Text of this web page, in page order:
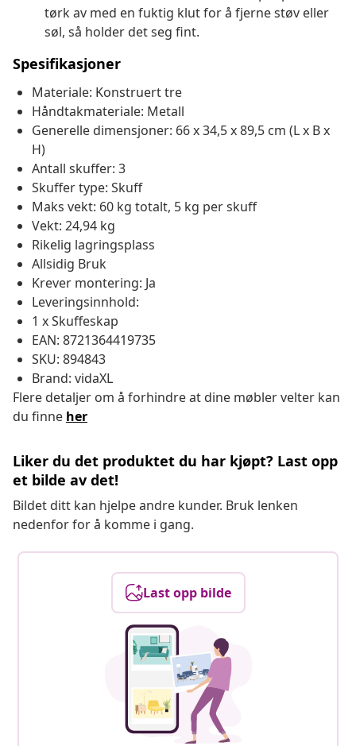
tørk av med en fuktig klut for å fjerne støv eller
søl, så holder det seg fint.
Spesifikasjoner
Materiale: Konstruert tre
Håndtakmateriale: Metall
Generelle dimensjoner: 66 x 34,5 x 89,5 cm (L x B x
H)
Antall skuffer: 3
Skuffer type: Skuff
Maks vekt: 60 kg totalt, 5 kg per skuff
Vekt: 24,94 kg
Rikelig lagringsplass
Allsidig Bruk
Krever montering: Ja
Leveringsinnhold:
1 x Skuffeskap
EAN: 8721364419735
SKU: 894843
Brand: vidaXL
Flere detaljer om å forhindre at dine møbler velter kan
du finne her
Liker du det produktet du har kjøpt? Last opp
et bilde av det!
Bildet ditt kan hjelpe andre kunder. Bruk lenken
nedenfor for å komme i gang.
Last opp bilde